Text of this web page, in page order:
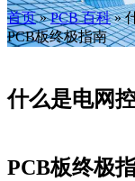
首页»PCB 百科»
PCB板终极指南
什么是电网
PCB板终极